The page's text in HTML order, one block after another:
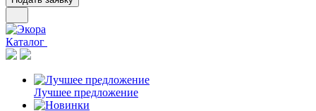
Каталог
Лучшее предложение